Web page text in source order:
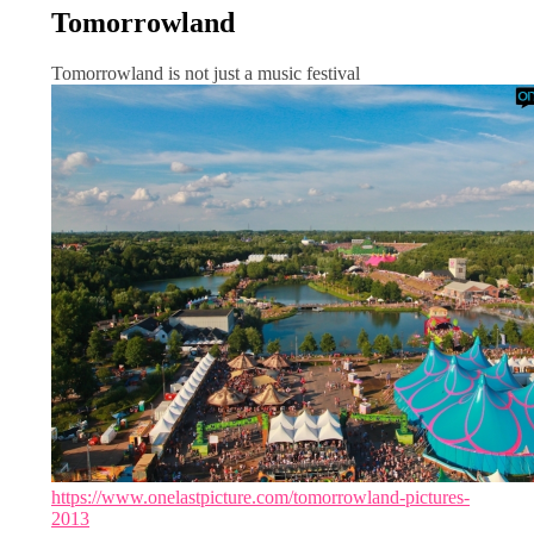
Tomorrowland
Tomorrowland is not just a music festival
https://www.onelastpicture.com/tomorrowland-pictures-
2013